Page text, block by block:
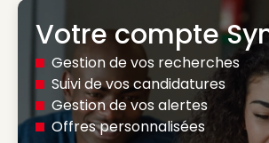
Votre compte
Gestion de vos recherches
Suivi de vos candidatures
Gestion de vos alertes
Offres personnalisées